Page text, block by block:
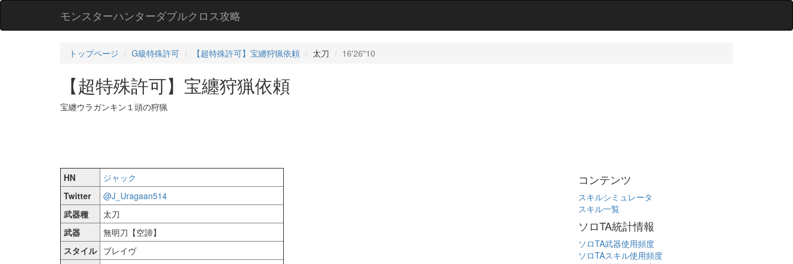
モンスターハンターダブルクロス攻略
トップページ G級特殊許可 【超特殊許可】宝纏狩猟依頼 太刀 16'26"10
【超特殊許可】宝纏狩猟依頼
宝纏ウラガンキン１頭の狩猟
HN
ジャック
Twitter
@J_Uragaan514
武器種
太刀
武器
無明刀【空諦】
スタイル ブレイヴ
コンテンツ
スキルシミュレータ
スキル一覧
ソロTA統計情報
ソロTA武器使用頻度
ソロTAスキル使用頻度